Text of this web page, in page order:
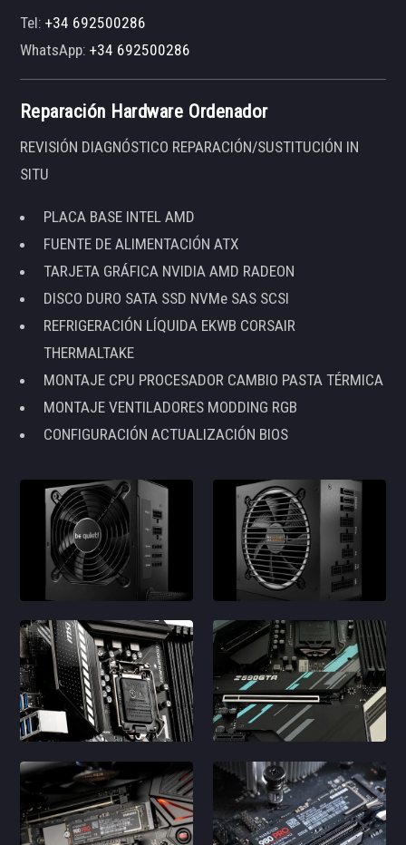
Tel:+34 692500286
WhatsApp:+34 692500286
Reparación Hardware Ordenador
REVISIÓN DIAGNÓSTICO REPARACIÓN/SUSTITUCIÓN IN
SITU
PLACA BASE INTEL AMD
FUENTE DE ALIMENTACIÓN ATX
TARJETA GRÁFICA NVIDIA AMD RADEON
DISCO DURO SATA SSD NVMe SAS SCSI
REFRIGERACIÓN LÍQUIDA EKWB CORSAIR
THERMALTAKE
MONTAJE CPU PROCESADOR CAMBIO PASTA TÉRMICA
MONTAJE VENTILADORES MODDING RGB
CONFIGURACIÓN ACTUALIZACIÓN BIOS